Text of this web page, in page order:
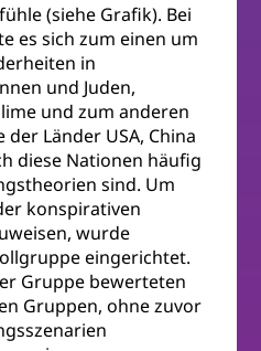
(siehe Grafik). Bei
es sich zum einen um
in
und Juden,
und zum anderen
Länder USA, China
diese Nationen häufig
sind. Um
konspirativen
wurde
eingerichtet.
Gruppe bewerteten
Gruppen, ohne zuvor